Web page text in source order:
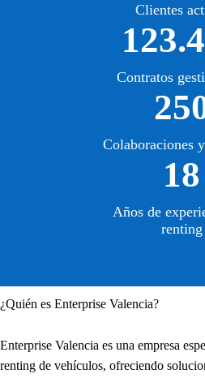
Clientes
Contratos
Colaboraciones
18
Años de
renting
¿Quién es Enterprise Valencia?
Enterprise Valencia es una empresa
renting de vehículos, ofreciendo